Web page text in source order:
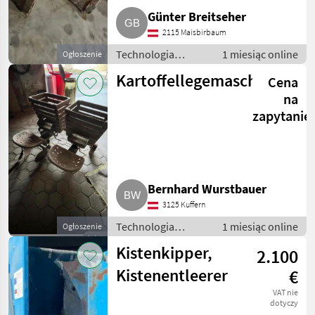
Ogłoszenie
Günter Breitseher
2115 Maisbirbaum
Technologia
ziemniaczana /
Inne rozwiązania
1 miesiąc online
Ogłoszenie
KartoffellegemaschineCena
na
zapytanie
Bernhard Wurstbauer
3125 Kuffern
Technologia
ziemniaczana /
Inne rozwiązania
technologiczne dla
ziemniaków
1 miesiąc online
Kistenkipper,
Kistenentleerer
2.100
€
VAT nie
dotyczy